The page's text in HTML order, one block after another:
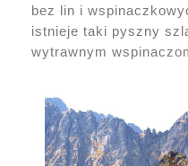
bez lin i
istnieje taki pyszny
wytrawnym